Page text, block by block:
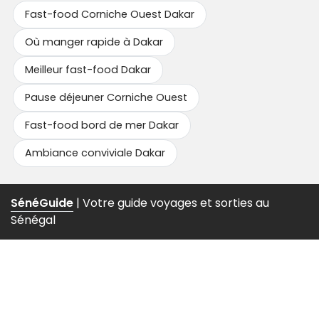
Fast-food Corniche Ouest Dakar
Où manger rapide à Dakar
Meilleur fast-food Dakar
Pause déjeuner Corniche Ouest
Fast-food bord de mer Dakar
Ambiance conviviale Dakar
SénéGuide | Votre guide voyages et sorties au
Sénégal